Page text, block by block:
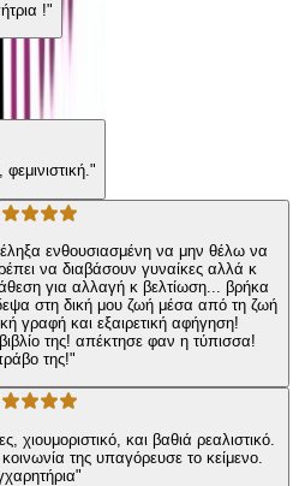
!"
ενθουσιασμένη να μην θέλω να
να διαβάσουν γυναίκες αλλά κ
για αλλαγή κ βελτίωση... βρήκα
στη δική μου ζωή μέσα από τη ζωή
γραφή και εξαιρετική αφήγηση!
της! απέκτησε φαν η τύπισσα!
της!"
και βαθιά ρεαλιστικό.
της υπαγόρευσε το κείμενο.